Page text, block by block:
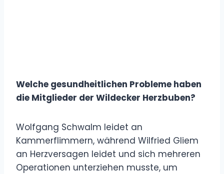
Welche gesundheitlichen Probleme haben
die Mitglieder der Wildecker Herzbuben?
Wolfgang Schwalm leidet an
Kammerflimmern, während Wilfried Gliem
an Herzversagen leidet und sich mehreren
Operationen unterziehen musste, um